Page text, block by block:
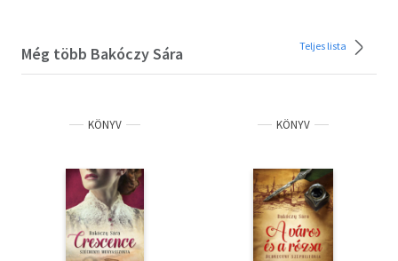
Még több Bakóczy Sára Teljes lista
KÖNYV KÖNYV